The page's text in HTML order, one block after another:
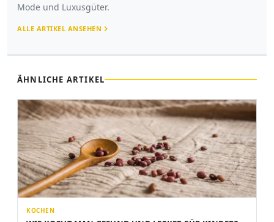
Mode und Luxusgüter.
ALLE ARTIKEL ANSEHEN
ÄHNLICHE ARTIKEL
KOCHEN